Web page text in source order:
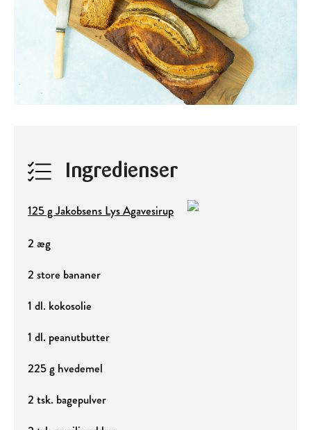
Ingredienser
125 g Jakobsens Lys Agavesirup
2 æg
2 store bananer
1 dl. kokosolie
1 dl. peanutbutter
225 g hvedemel
2 tsk. bagepulver